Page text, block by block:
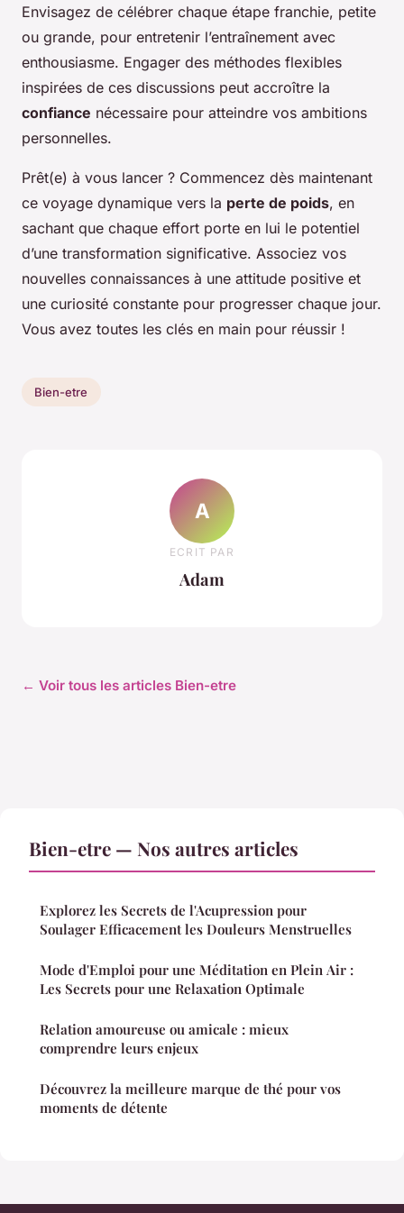
Envisagez de célébrer chaque étape franchie, petite
ou grande, pour entretenir l’entraînement avec
enthousiasme. Engager des méthodes flexibles
inspirées de ces discussions peut accroître la
confiance nécessaire pour atteindre vos ambitions
personnelles.
Prêt(e) à vous lancer ? Commencez dès maintenant
ce voyage dynamique vers la perte de poids, en
sachant que chaque effort porte en lui le potentiel
d’une transformation significative. Associez vos
nouvelles connaissances à une attitude positive et
une curiosité constante pour progresser chaque jour.
Vous avez toutes les clés en main pour réussir !
Bien-etre
A
ECRIT PAR
Adam
← Voir tous les articles Bien-etre
Bien-etre — Nos autres articles
Explorez les Secrets de l'Acupression pour
Soulager Efficacement les Douleurs Menstruelles
Mode d'Emploi pour une Méditation en Plein Air :
Les Secrets pour une Relaxation Optimale
Relation amoureuse ou amicale : mieux
comprendre leurs enjeux
Découvrez la meilleure marque de thé pour vos
moments de détente